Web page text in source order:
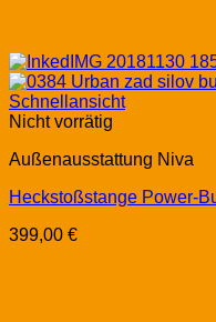
Schnellansicht
Nicht vorrätig
Außenausstattung Niva
Heckstoßstange Power-
399,00 €